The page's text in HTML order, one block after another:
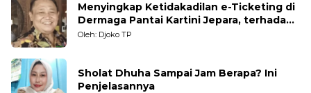
Menyingkap Ketidakadilan e-Ticketing di
Dermaga Pantai Kartini Jepara, terhadap
Nelayan Tradisional
Oleh: Djoko TP
Sholat Dhuha Sampai Jam Berapa? Ini
Penjelasannya